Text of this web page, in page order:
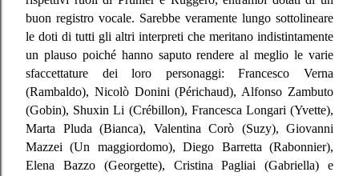
buon registro vocale. Sarebbe veramente lungo sottolineare
le doti di tutti gli altri interpreti che meritano indistintamente
un plauso poiché hanno saputo rendere al meglio le varie
sfaccettature dei loro personaggi: Francesco Verna
(Rambaldo), Nicolò Donini (Périchaud), Alfonso Zambuto
(Gobin), Shuxin Li (Crébillon), Francesca Longari (Yvette),
Marta Pluda (Bianca), Valentina Corò (Suzy), Giovanni
Mazzei (Un maggiordomo), Diego Barretta (Rabonnier),
Elena Bazzo (Georgette), Cristina Pagliai (Gabriella) e